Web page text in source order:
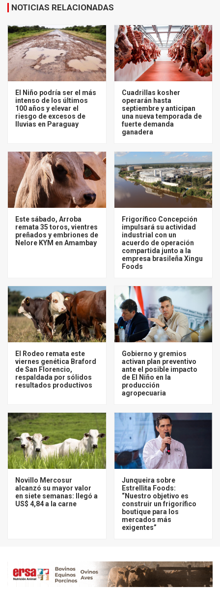
NOTICIAS RELACIONADAS
El Niño podría ser el más
intenso de los últimos
100 años y elevar el
riesgo de excesos de
lluvias en Paraguay
Cuadrillas kosher
operarán hasta
septiembre y anticipan
una nueva temporada de
fuerte demanda
ganadera
Este sábado, Arroba
remata 35 toros, vientres
preñados y embriones de
Nelore KYM en Amambay
Frigorífico Concepción
impulsará su actividad
industrial con un
acuerdo de operación
compartida junto a la
empresa brasileña Xingu
Foods
El Rodeo remata este
viernes genética Braford
de San Florencio,
respaldada por sólidos
resultados productivos
Gobierno y gremios
activan plan preventivo
ante el posible impacto
de El Niño en la
producción
agropecuaria
Novillo Mercosur
alcanzó su mayor valor
en siete semanas: llegó a
US$ 4,84 a la carne
Junqueira sobre
Estrellita Foods:
“Nuestro objetivo es
construir un frigorífico
boutique para los
mercados más
exigentes”